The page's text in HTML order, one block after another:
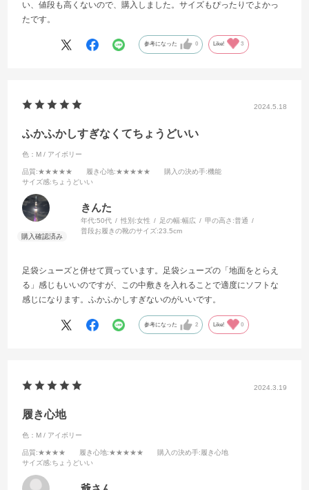
い、値段も高くないので、購入しました。サイズもぴったりでよかっ
たです。
参考になった 0 Like! 3
2024.5.18
ふかふかしすぎなくてちょうどいい
色：M / アイボリー
品質:★★★★★ 履き心地:★★★★★ 購入の決め手:機能
サイズ感:ちょうどいい
きんた
年代:50代 性別:女性 足の幅:幅広 甲の高さ:普通
普段お履きの靴のサイズ:23.5cm
足袋シューズと併せて買っています。足袋シューズの「地面をとらえ
る」感じもいいのですが、この中敷きを入れることで適度にソフトな
感じになります。ふかふかしすぎないのがいいです。
参考になった 2 Like! 0
2024.3.19
履き心地
色：M / アイボリー
品質:★★★★ 履き心地:★★★★★ 購入の決め手:履き心地
サイズ感:ちょうどいい